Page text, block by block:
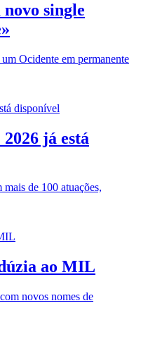
single
Ocidente em permanente
já está
de 100 atuações,
ao MIL
novos nomes de